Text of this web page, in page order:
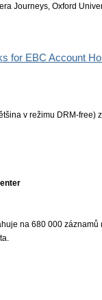
Journeys, Oxford
for EBC Account
v režimu DRM-free)
na 680 000 záznamů